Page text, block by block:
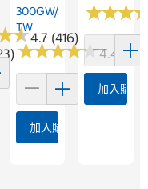
★
★4.7 (416)
車
300GW/
TW
★★★★★
★★★★★4.4 (56)
加入購物車
★★★
★★★
加入購物